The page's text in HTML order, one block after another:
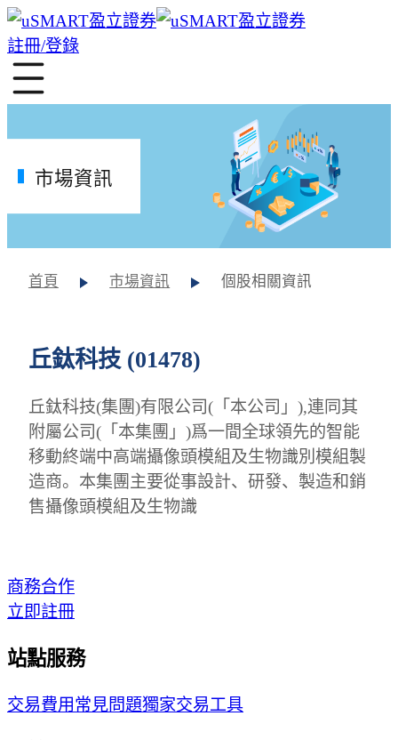
註冊/登錄
市場資訊
首頁 市場資訊 個股相關資訊
丘鈦科技 (01478)
丘鈦科技(集團)有限公司(「本公司」),連同其
附屬公司(「本集團」)爲一間全球領先的智能
移動終端中高端攝像頭模組及生物識別模組製
造商。本集團主要從事設計、研發、製造和銷
售攝像頭模組及生物識
商務合作
立即註冊
站點服務
交易費用常見問題獨家交易工具